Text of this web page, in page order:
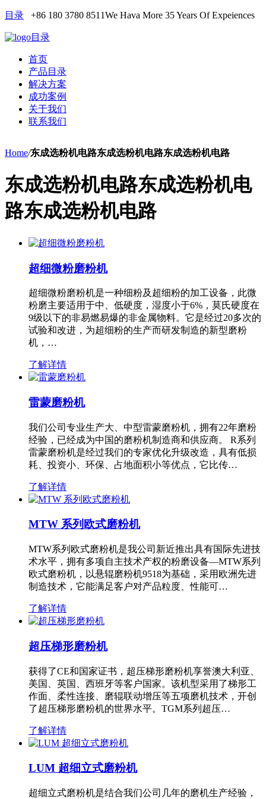
目录 +86 180 3780 8511We Hava More 35 Years Of Expeiences
目录
首页
产品目录
解决方案
成功案例
关于我们
联系我们
Home/东成选粉机电路东成选粉机电路东成选粉机电路
东成选粉机电路东成选粉机电
路东成选粉机电路
超细微粉磨粉机
超细微粉磨粉机是一种细粉及超细粉的加工设备，此微
粉磨主要适用于中、低硬度，湿度小于6%，莫氏硬度在
9级以下的非易燃易爆的非金属物料。它是经过20多次的
试验和改进，为超细粉的生产而研发制造的新型磨粉
机，…
了解详情
雷蒙磨粉机
我们公司专业生产大、中型雷蒙磨粉机，拥有22年磨粉
经验，已经成为中国的磨粉机制造商和供应商。 R系列
雷蒙磨粉机是经过我们的专家优化升级改造，具有低损
耗、投资小、环保、占地面积小等优点，它比传…
了解详情
MTW 系列欧式磨粉机
MTW系列欧式磨粉机是我公司新近推出具有国际先进技
术水平，拥有多项自主技术产权的粉磨设备—MTW系列
欧式磨粉机，以悬辊磨粉机9518为基础，采用欧洲先进
制造技术，它能满足客户对产品粒度、性能可…
了解详情
超压梯形磨粉机
获得了CE和国家证书，超压梯形磨粉机享誉澳大利亚、
美国、英国、西班牙等客户国家。该机型采用了梯形工
作面、柔性连接、磨辊联动增压等五项磨机技术，开创
了超压梯形磨粉机的世界水平。TGM系列超压…
了解详情
LUM 超细立式磨粉机
超细立式磨粉机是结合我们公司几年的磨机生产经验，